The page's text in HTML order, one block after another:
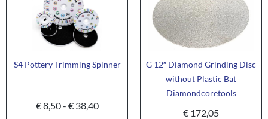
S4 Pottery Trimming Spinner
€8,50- €38,40
G 12″ Diamond Grinding Disc
without Plastic Bat
Diamondcoretools
€ 172,05